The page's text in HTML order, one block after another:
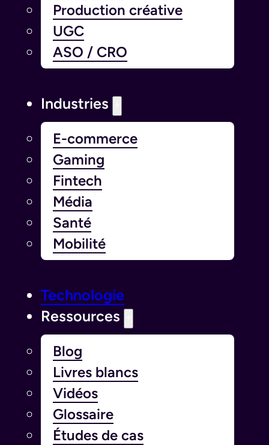
Production créative
UGC
ASO / CRO
Industries
E-commerce
Gaming
Fintech
Média
Santé
Mobilité
Technologie
Ressources
Blog
Livres blancs
Vidéos
Glossaire
Études de cas